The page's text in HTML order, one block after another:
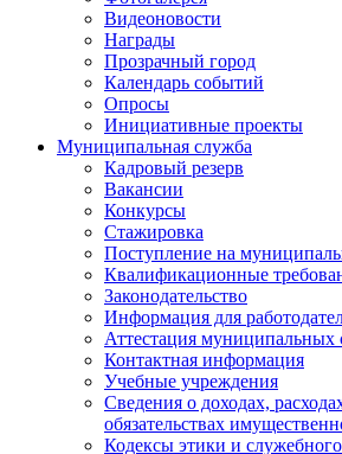
Видеоновости
Награды
Прозрачный город
Календарь событий
Опросы
Инициативные проекты
Муниципальная служба
Кадровый резерв
Вакансии
Конкурсы
Стажировка
Поступление на
Квалификационные
Законодательство
Информация для
Аттестация
Контактная информация
Учебные учреждения
Сведения о доходах,
обязательствах
Кодексы этики и